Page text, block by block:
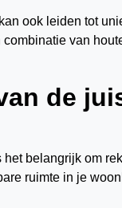
ook leiden tot
van
de
belangrijk om
ruimte in je